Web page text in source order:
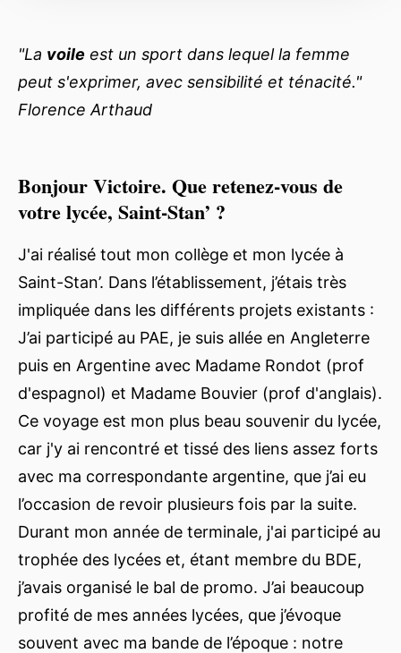
"La voile est un sport dans lequel la femme
peut s'exprimer, avec sensibilité et ténacité."
Florence Arthaud
Bonjour Victoire. Que retenez-vous de
votre lycée, Saint-Stan’ ?
J'ai réalisé tout mon collège et mon lycée à
Saint-Stan’. Dans l’établissement, j’étais très
impliquée dans les différents projets existants :
J’ai participé au PAE, je suis allée en Angleterre
puis en Argentine avec Madame Rondot (prof
d'espagnol) et Madame Bouvier (prof d'anglais).
Ce voyage est mon plus beau souvenir du lycée,
car j'y ai rencontré et tissé des liens assez forts
avec ma correspondante argentine, que j’ai eu
l’occasion de revoir plusieurs fois par la suite.
Durant mon année de terminale, j'ai participé au
trophée des lycées et, étant membre du BDE,
j’avais organisé le bal de promo. J’ai beaucoup
profité de mes années lycées, que j’évoque
souvent avec ma bande de l’époque : notre